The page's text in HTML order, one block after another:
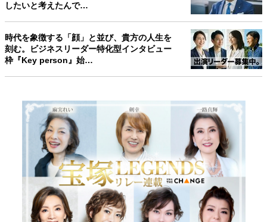
したいと考えたんで…
時代を象徴する「顔」と並び、貴方の人生を
刻む。ビジネスリーダー特化型インタビュー
枠『Key person』始…